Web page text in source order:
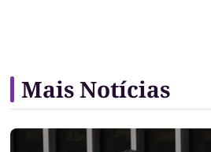
Mais Notícias